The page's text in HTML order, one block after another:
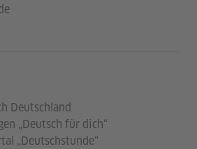
Deutschland
„Deutsch für dich“
„Deutschstunde“